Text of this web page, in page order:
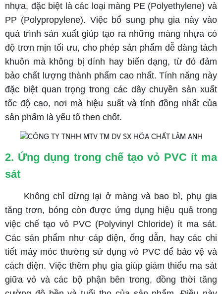
nhựa, đặc biệt là các loại màng PE (Polyethylene) và
PP (Polypropylene). Việc bổ sung phụ gia này vào
quá trình sản xuất giúp tạo ra những màng nhựa có
độ trơn mịn tối ưu, cho phép sản phẩm dễ dàng tách
khuôn mà không bị dính hay biến dạng, từ đó đảm
bảo chất lượng thành phẩm cao nhất. Tính năng này
đặc biệt quan trọng trong các dây chuyền sản xuất
tốc độ cao, nơi mà hiệu suất và tính đồng nhất của
sản phẩm là yếu tố then chốt.
2. Ứng dụng trong chế tạo vỏ PVC ít ma
sát
Không chỉ dừng lại ở màng và bao bì, phụ gia
tăng trơn, bóng còn được ứng dụng hiệu quả trong
việc chế tạo vỏ PVC (Polyvinyl Chloride) ít ma sát.
Các sản phẩm như cáp điện, ống dẫn, hay các chi
tiết máy móc thường sử dụng vỏ PVC để bảo vệ và
cách điện. Việc thêm phụ gia giúp giảm thiểu ma sát
giữa vỏ và các bộ phận bên trong, đồng thời tăng